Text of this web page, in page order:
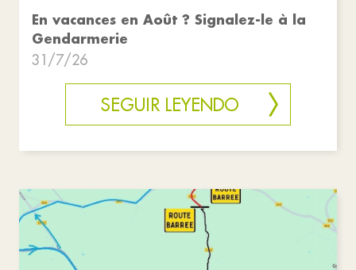
En vacances en Août ? Signalez-le à la
Gendarmerie
31/7/26
SEGUIR LEYENDO